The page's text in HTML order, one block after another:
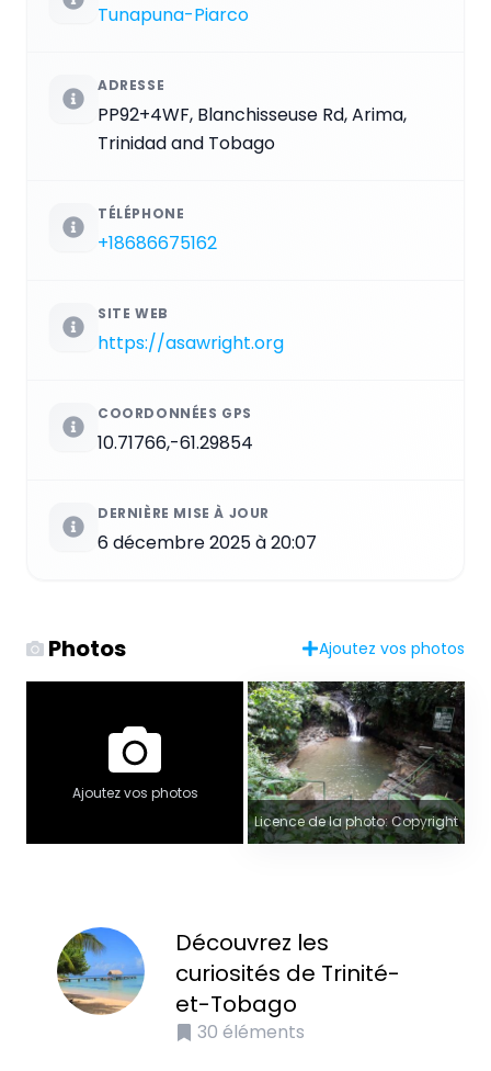
Tunapuna-Piarco
ADRESSE
PP92+4WF, Blanchisseuse Rd, Arima,
Trinidad and Tobago
TÉLÉPHONE
+18686675162
SITE WEB
https://asawright.org
COORDONNÉES GPS
10.71766,-61.29854
DERNIÈRE MISE À JOUR
6 décembre 2025 à 20:07
Photos Ajoutez vos photos
Ajoutez vos photos
Licence de la photo: Copyright
Découvrez les
curiosités de Trinité-
et-Tobago
30 éléments